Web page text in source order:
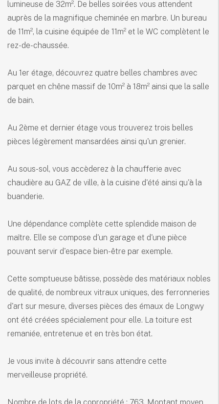
lumineuse de 32m². De belles soirées vous attendent
auprès de la magnifique cheminée en marbre. Un bureau
de 11m², la cuisine équipée de 11m² et le WC complètent le
rez-de-chaussée.
Au 1er étage, découvrez quatre belles chambres avec
parquet en chêne massif de 10m² à 18m² ainsi que la salle
de bain.
Au 2ème et dernier étage vous trouverez trois belles
pièces légèrement mansardées ainsi qu'un grenier.
Au sous-sol, vous accèderez à la chaufferie avec
chaudière au GAZ de ville, à la cuisine d'été ainsi qu'à la
buanderie.
Une dépendance complète cette splendide maison de
maître. Elle se compose d'un garage et d'une pièce
pouvant servir d'espace bien-être par exemple.
Cette somptueuse bâtisse, possède des matériaux nobles
de qualité, de nombreux vitraux uniques, des ferronneries
d'art sur mesure, diverses pièces des émaux de Longwy
ont été créées spécialement pour elle. La toiture est
remaniée, entretenue et en très bon état.
Je vous invite à découvrir sans attendre cette
merveilleuse propriété.